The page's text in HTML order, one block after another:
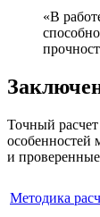
«В
Точный расчет
особенностей
и проверенные
Методика